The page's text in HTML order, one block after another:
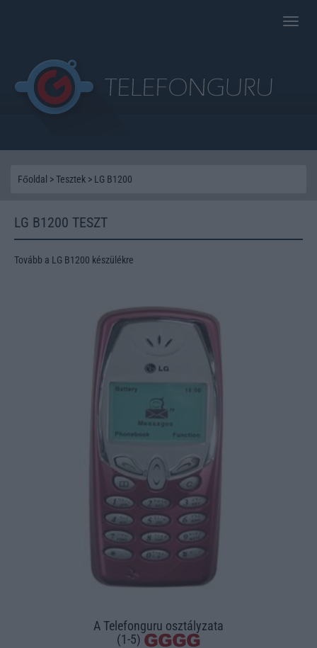
Toggle
Főoldal >Tesztek > LG B1200
LG B1200 TESZT
Tovább a LG B1200 készülékre
A Telefonguru osztályzata
(1-5)